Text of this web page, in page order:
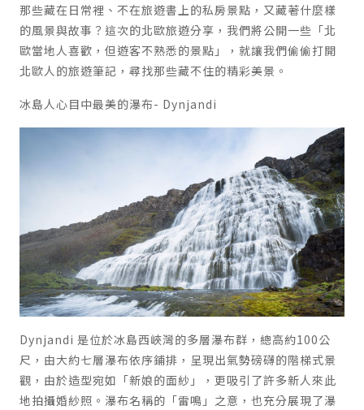
那些藏在日常裡、不在旅遊書上的私房景點，又藏著什麼樣
的風景與故事？這次的北歐旅遊分享，我們將公開一些「北
歐當地人喜歡，但遊客不熟悉的景點」，就讓我們偷偷打開
北歐人的旅遊筆記，尋找那些藏不住的精彩美景。
冰島人心目中最美的瀑布- Dynjandi
Dynjandi 是位於冰島西峽灣的多層瀑布群，總高約100公
尺，由大約七層瀑布依序鋪排，呈現出氣勢磅礴的階梯式景
觀，由於造型宛如「新娘的面紗」，更吸引了許多新人來此
地拍攝婚紗照。瀑布名稱的「雷鳴」之意，也充分展現了瀑